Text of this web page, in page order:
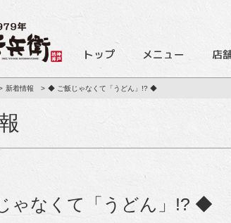
トップ メニュー 店
新着情報 ◆ ご飯じゃなくて「うどん」!? ◆
ゃなくて「うどん」!? ◆